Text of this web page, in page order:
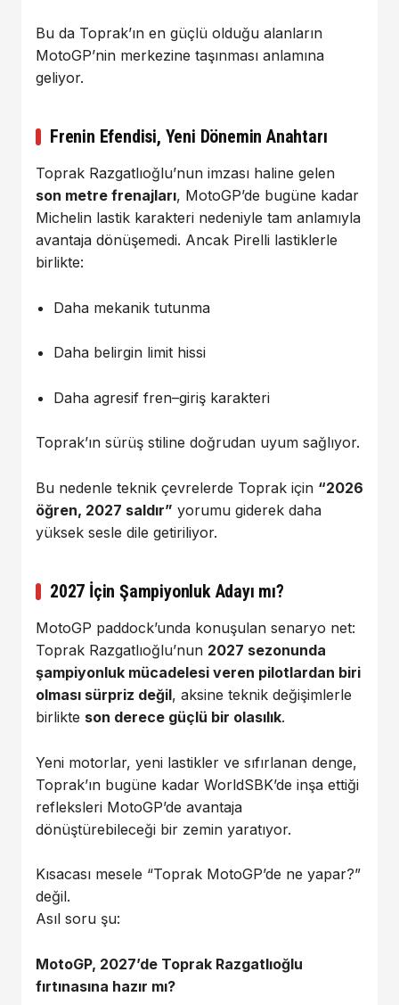
Bu da Toprak’ın en güçlü olduğu alanların
MotoGP’nin merkezine taşınması anlamına
geliyor.
Frenin Efendisi, Yeni Dönemin Anahtarı
Toprak Razgatlıoğlu’nun imzası haline gelen
son metre frenajları, MotoGP’de bugüne kadar
Michelin lastik karakteri nedeniyle tam anlamıyla
avantaja dönüşemedi. Ancak Pirelli lastiklerle
birlikte:
Daha mekanik tutunma
Daha belirgin limit hissi
Daha agresif fren–giriş karakteri
Toprak’ın sürüş stiline doğrudan uyum sağlıyor.
Bu nedenle teknik çevrelerde Toprak için “2026
öğren, 2027 saldır” yorumu giderek daha
yüksek sesle dile getiriliyor.
2027 İçin Şampiyonluk Adayı mı?
MotoGP paddock’unda konuşulan senaryo net:
Toprak Razgatlıoğlu’nun 2027 sezonunda
şampiyonluk mücadelesi veren pilotlardan biri
olması sürpriz değil, aksine teknik değişimlerle
birlikte son derece güçlü bir olasılık.
Yeni motorlar, yeni lastikler ve sıfırlanan denge,
Toprak’ın bugüne kadar WorldSBK’de inşa ettiği
refleksleri MotoGP’de avantaja
dönüştürebileceği bir zemin yaratıyor.
Kısacası mesele “Toprak MotoGP’de ne yapar?”
değil.
Asıl soru şu:
MotoGP, 2027’de Toprak Razgatlıoğlu
fırtınasına hazır mı?